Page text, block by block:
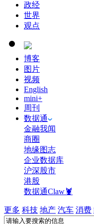
政经
世界
观点
博客
图片
视频
English
mini+
周刊
数据通
金融我闻
商圈
地缘图志
企业数据库
沪深股市
港股
数据通Claw🦞
更多 科技 地产 汽车 消费